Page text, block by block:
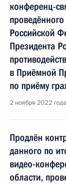
конференц-
Российской
Президента
в Приёмной
по приёму
2 ноября 2022
Продлён
данного по
видео-
области,